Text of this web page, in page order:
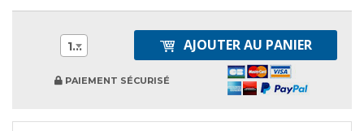
1 AJOUTER AU PANIER
PAIEMENT SÉCURISÉ